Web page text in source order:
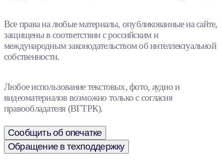
Все права на любые материалы, опубликованные на сайте,
защищены в соответствии с российским и
международным законодательством об интеллектуальной
собственности.
Любое использование текстовых, фото, аудио и
видеоматериалов возможно только с согласия
правообладателя (ВГТРК).
Сообщить об опечатке
Обращение в техподдержку